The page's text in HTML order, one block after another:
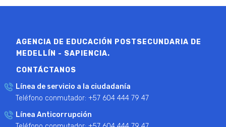
AGENCIA DE EDUCACIÓN POSTSECUNDARIA DE
MEDELLÍN - SAPIENCIA.
CONTÁCTANOS
Línea de servicio a la ciudadanía
Teléfono conmutador: +57 604 444 79 47
Línea Anticorrupción